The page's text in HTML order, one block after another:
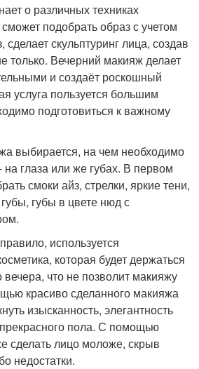
о различных техниках
подобрать образ с учетом
сделает скульптуринг лица, создав
только. Вечерний макияж делает
и создаёт роскошный
услуга пользуется большим
подготовиться к важному
выбирается, на чем необходимо
на глаза или же губах. В первом
смоки айз, стрелки, яркие тени,
губы в цвете нюд с
используется
которая будет держаться
что не позволит макияжу
красиво сделанного макияжа
изысканность, элегантность
пола. С помощью
сделать лицо моложе, скрыв
недостатки.